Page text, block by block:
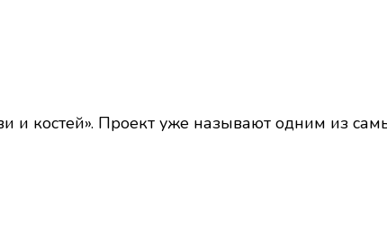
и костей». Проект уже называют одним из